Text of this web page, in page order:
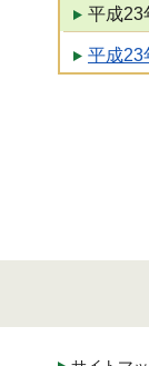
平成23
平成23